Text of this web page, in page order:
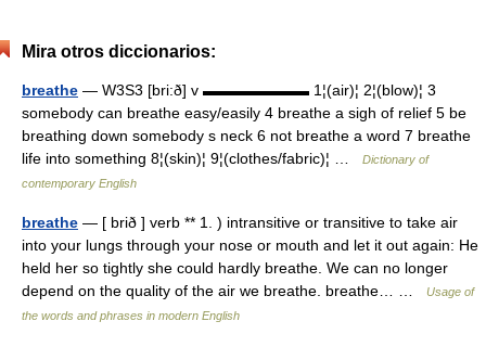
Mira otros diccionarios:
breathe — W3S3 [bri:ð] v ▬▬▬▬▬▬▬ 1¦(air)¦ 2¦(blow)¦ 3
somebody can breathe easy/easily 4 breathe a sigh of relief 5 be
breathing down somebody s neck 6 not breathe a word 7 breathe
life into something 8¦(skin)¦ 9¦(clothes/fabric)¦ …
Dictionary of
contemporary English
breathe — [ brið ] verb ** 1. ) intransitive or transitive to take air
into your lungs through your nose or mouth and let it out again: He
held her so tightly she could hardly breathe. We can no longer
depend on the quality of the air we breathe. breathe… …
Usage of
the words and phrases in modern English